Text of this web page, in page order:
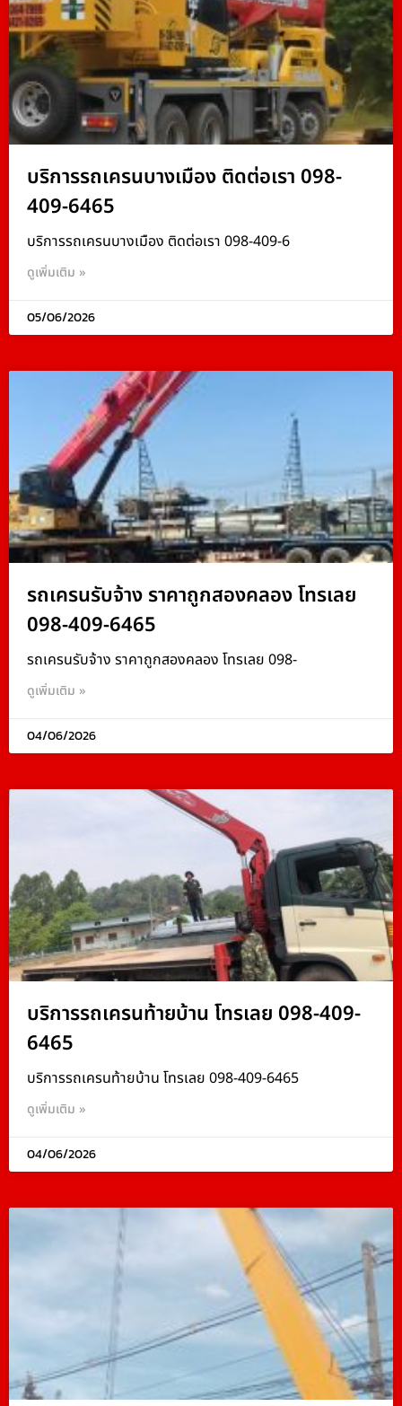
บริการรถเครนบางเมือง ติดต่อเรา 098-
409-6465
บริการรถเครนบางเมือง ติดต่อเรา 098-409-6
ดูเพิ่มเติม »
05/06/2026
รถเครนรับจ้าง ราคาถูกสองคลอง โทรเลย
098-409-6465
รถเครนรับจ้าง ราคาถูกสองคลอง โทรเลย 098-
ดูเพิ่มเติม »
04/06/2026
บริการรถเครนท้ายบ้าน โทรเลย 098-409-
6465
บริการรถเครนท้ายบ้าน โทรเลย 098-409-6465
ดูเพิ่มเติม »
04/06/2026